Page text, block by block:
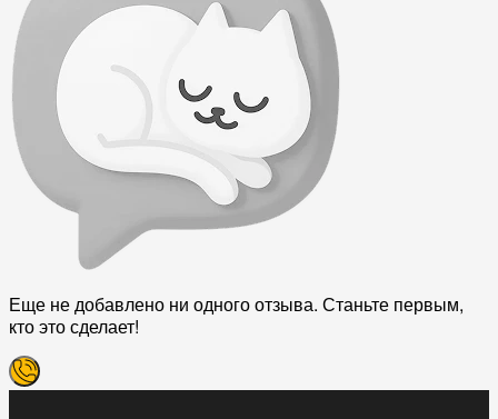
Еще не добавлено ни одного отзыва. Станьте первым,
кто это сделает!